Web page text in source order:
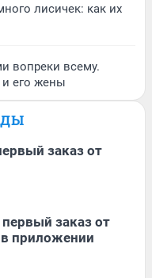
лисичек: как их
вопреки всему.
и его жены
заказ от
заказ от
в приложении